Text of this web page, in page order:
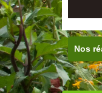
Nos